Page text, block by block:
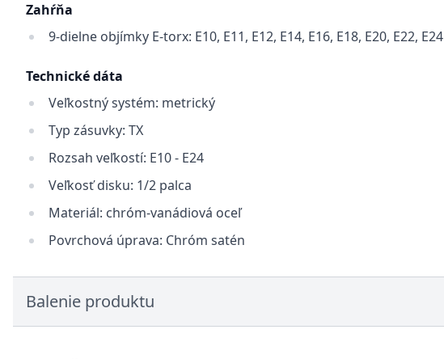
Zahŕňa
9-dielne objímky E-torx: E10, E11, E12, E14, E16, E18, E20, E22, E24
Technické dáta
Veľkostný systém: metrický
Typ zásuvky: TX
Rozsah veľkostí: E10 - E24
Veľkosť disku: 1/2 palca
Materiál: chróm-vanádiová oceľ
Povrchová úprava: Chróm satén
Balenie produktu